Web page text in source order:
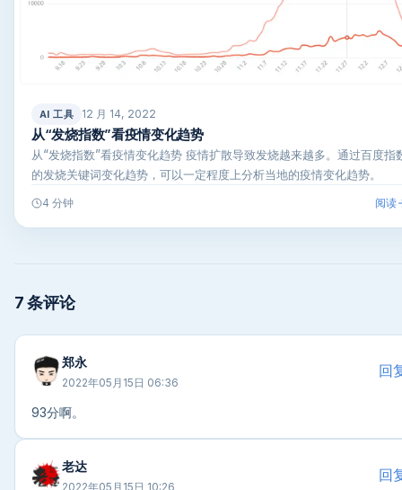
AI 工具 12 月 14, 2022
从“发烧指数”看疫情变化趋势
从“发烧指数”看疫情变化趋势 疫情扩散导致发烧越来越多。通过百度指
的发烧关键词变化趋势，可以一定程度上分析当地的疫情变化趋势。
4 分钟 阅读
7 条评论
郑永
2022年05月15日 06:36
回
93分啊。
老达
2022年05月15日 10:26
回